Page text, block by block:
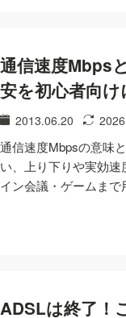
通信速度Mbps
安を初心者向
2013.06.20
通信速度Mbpsの意味
い、上り下りや実効
イン会議・ゲームま
ADSLは終了！